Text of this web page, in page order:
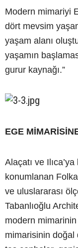
Modern mimariyi
dört mevsim
yaşam alanı
yaşamın
gurur kaynağı.”
EGE
Alaçatı ve
konumlanan
ve uluslararası
Tabanlıoğlu
modern
mimarisinin doğal